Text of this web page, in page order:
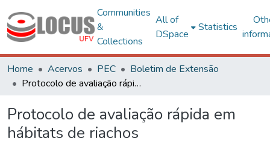
Communities
&
Collections
All of
DSpace
Statistics
Home Acervos PEC
Boletim de Extensão
Protocolo de avaliação rápida em hábitats de riachos
Protocolo de avaliação rápida em
hábitats de riachos